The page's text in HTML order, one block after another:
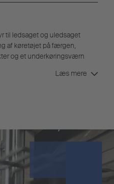
til ledsaget og uledsaget
af køretøjet på færgen,
og et underkøringsværn
Læs mere